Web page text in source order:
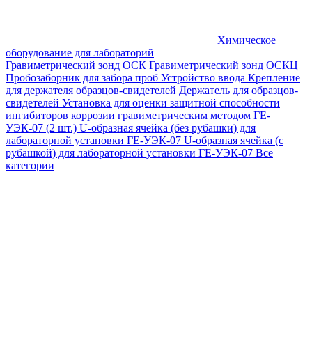
Химическое
оборудование для лабораторий
Гравиметрический зонд ОСК Гравиметрический зонд ОСКЦ
Пробозаборник для забора проб Устройство ввода Крепление
для держателя образцов-свидетелей Держатель для образцов-
свидетелей Установка для оценки защитной способности
ингибиторов коррозии гравиметрическим методом ГЕ-
УЭК-07 (2 шт.) U-образная ячейка (без рубашки) для
лабораторной установки ГЕ-УЭК-07 U-образная ячейка (с
рубашкой) для лабораторной установки ГЕ-УЭК-07 Все
категории